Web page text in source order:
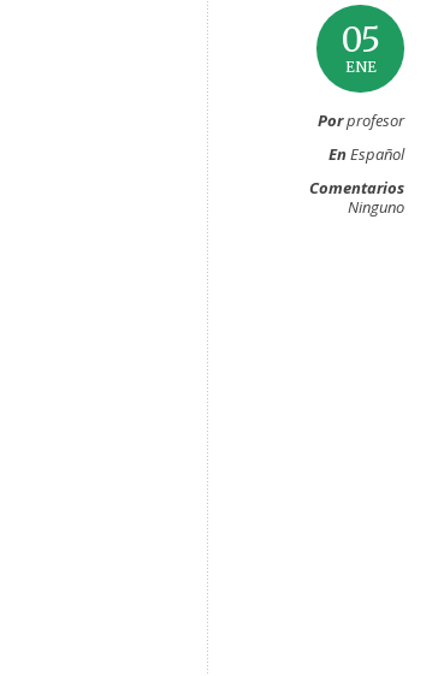
05
ENE
Porprofesor
EnEspañol
Comentarios
Ninguno